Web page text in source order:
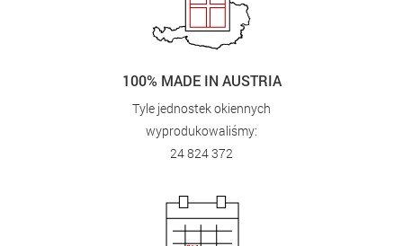
100% MADE IN AUSTRIA
Tyle jednostek okiennych
wyprodukowaliśmy:
24 824 372